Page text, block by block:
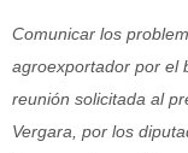
Comunicar los
agroexportador por el
reunión solicitada al
Vergara, por los